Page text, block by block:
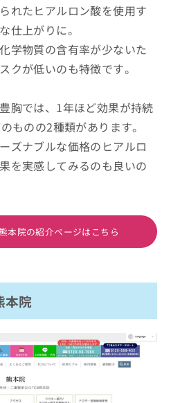
れたヒアルロン酸を使用す
仕上がりに。
学物質の含有率が少ないた
クが低いのも特徴です。
胸では、1年ほど効果が持続
ものの2種類があります。
ズナブルな価格のヒアルロ
を実感してみるのも良いの
本院の紹介ページはこちら
本院